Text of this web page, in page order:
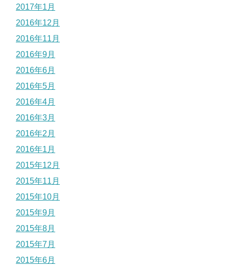
2017年1月
2016年12月
2016年11月
2016年9月
2016年6月
2016年5月
2016年4月
2016年3月
2016年2月
2016年1月
2015年12月
2015年11月
2015年10月
2015年9月
2015年8月
2015年7月
2015年6月